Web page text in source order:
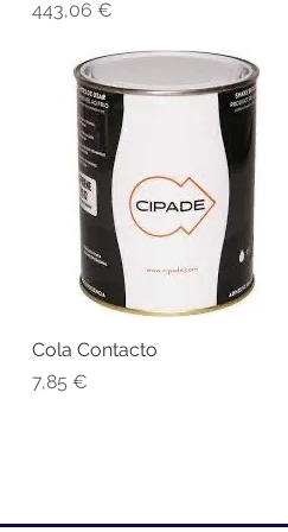
Preço
443,06 €
Visualização rápida
Cola Contacto
Preço
7,85 €